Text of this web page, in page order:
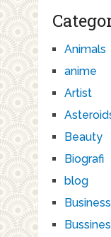
Animals
anime
Artist
Beauty
Biografi
blog
Business
Bussines